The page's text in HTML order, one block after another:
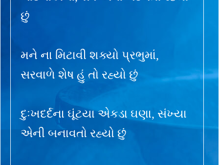
છું
મને ના મિટાવી શક્યો પ્રભુમાં,
સરવાળે શેષ હું તો રહ્યો છું
દુઃખદર્દના ઘૂંટયા એકડા ઘણા, સંખ્યા
એની બનાવતો રહ્યો છું